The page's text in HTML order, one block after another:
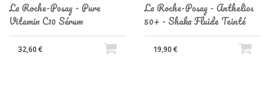
La Roche-Posay - Pure
Vitamin C10 Sérum
32,60 €
La Roche-Posay - Anthelios
50+ - Shaka Fluide Teinté
19,90 €